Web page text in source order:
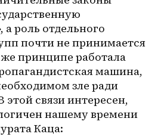
роль отдельного
почти не принимается
же принципе работала
машина,
зле ради
этой связи интересен,
нашему времени
Каца: